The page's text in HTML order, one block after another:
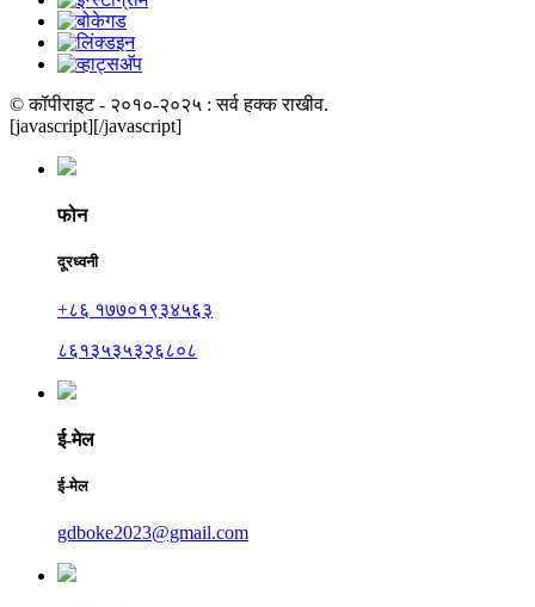
© कॉपीराइट - २०१०-२०२५ : सर्व हक्क राखीव.
[javascript][/javascript]
फोन
दूरध्वनी
+८६ १७७०१९३४५६३
८६१३५३५३२६८०८
ई-मेल
ई-मेल
gdboke2023@gmail.com